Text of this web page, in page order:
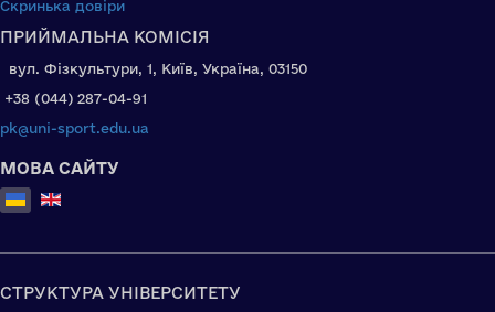
Скринька довіри
ПРИЙМАЛЬНА КОМІСІЯ
вул. Фізкультури, 1, Київ, Україна, 03150
+38 (044) 287-04-91
pk@uni-sport.edu.ua
МОВА САЙТУ
Оберіть свою мову
СТРУКТУРА УНІВЕРСИТЕТУ